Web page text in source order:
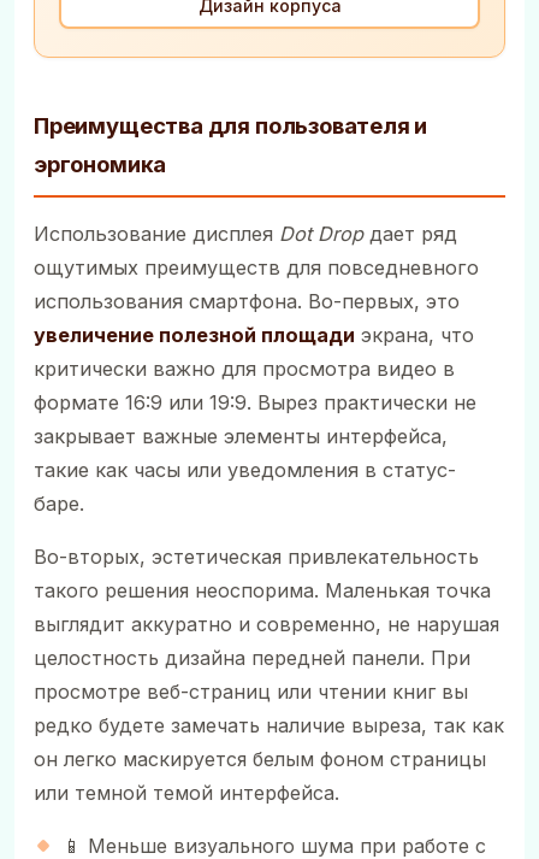
Дизайн корпуса
Преимущества для пользователя и
эргономика
Использование дисплея Dot Dropдает ряд
ощутимых преимуществ для повседневного
использования смартфона. Во-первых, это
увеличение полезной площади экрана, что
критически важно для просмотра видео в
формате 16:9 или 19:9. Вырез практически не
закрывает важные элементы интерфейса,
такие как часы или уведомления в статус-
баре.
Во-вторых, эстетическая привлекательность
такого решения неоспорима. Маленькая точка
выглядит аккуратно и современно, не нарушая
целостность дизайна передней панели. При
просмотре веб-страниц или чтении книг вы
редко будете замечать наличие выреза, так как
он легко маскируется белым фоном страницы
или темной темой интерфейса.
📱 Меньше визуального шума при работе с